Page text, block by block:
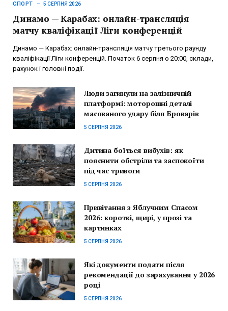
СПОРТ 5 СЕРПНЯ 2026
Динамо — Карабах: онлайн-трансляція
матчу кваліфікації Ліги конференцій
Динамо — Карабах: онлайн-трансляція матчу третього раунду
кваліфікації Ліги конференцій. Початок 6 серпня о 20:00, склади,
рахунок і головні події.
Люди загинули на залізничній
платформі: моторошні деталі
масованого удару біля Броварів
5 СЕРПНЯ 2026
Дитина боїться вибухів: як
пояснити обстріли та заспокоїти
під час тривоги
5 СЕРПНЯ 2026
Привітання з Яблучним Спасом
2026: короткі, щирі, у прозі та
картинках
5 СЕРПНЯ 2026
Які документи подати після
рекомендації до зарахування у 2026
році
5 СЕРПНЯ 2026